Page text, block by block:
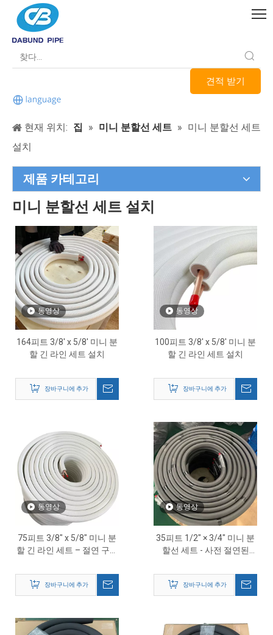
견적 받기
현재 위치: 집 » 미니 분할선 세트 » 미니 분할선 세트
설치
제품 카테고리
미니 분할선 세트 설치
동영상
164피트 3/8' x 5/8' 미니 분
할 긴 라인 세트 설치
장바구니에 추가
동영상
100피트 3/8' x 5/8' 미니 분
할 긴 라인 세트 설치
장바구니에 추가
동영상
75피트 3/8″ x 5/8″ 미니 분
할 긴 라인 세트 – 절연 구리
라인 세트
장바구니에 추가
동영상
35피트 1/2″ × 3/4″ 미니 분
할선 세트 - 사전 절연된
장바구니에 추가